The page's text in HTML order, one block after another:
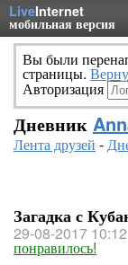
LiveInternet
мобильная версия
Вы были
страницы.
Авторизация
Дневник
Лента друзей -
Загадка с
29-08-2017 10:12
понравилось!